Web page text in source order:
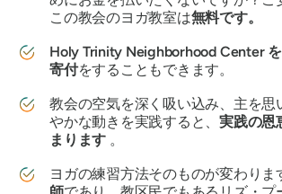
この教会のヨガ教室は無料です。
Holy Trinity Neighborhood Center
寄付をすることもできます。
教会の空気を深く吸い込み、主を思
やかな動きを実践すると、実践の恩
まります 。
ヨガの練習方法そのものが変わりま